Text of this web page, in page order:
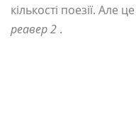
кількості поезії. Але
реавер 2 .